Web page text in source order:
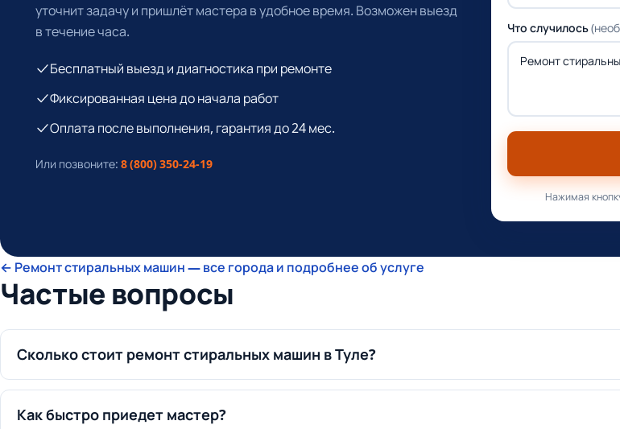
уточнит задачу и пришлёт мастера в удобное время. Возможен выезд
в течение часа.
Бесплатный выезд и диагностика при ремонте
Фиксированная цена до начала работ
Оплата после выполнения, гарантия до 24 мес.
Или позвоните: 8 (800) 350-24-19
Что случилось
Нажимая
← Ремонт стиральных машин — все города и подробнее об услуге
Частые вопросы
Сколько стоит ремонт стиральных машин в Туле?
Как быстро приедет мастер?